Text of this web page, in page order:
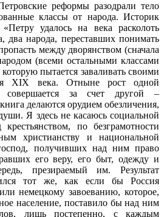
реформы разодрали тело
классы от народа. Историк
удалось на века расколоть
два народа, переставших понимать
между дворянством (сначала
(всеми остальными классами
пытается заваливать своими
XIX века. Отныне рост одной
совершается за счет другой –
делаются орудием обезличения,
Я здесь не касаюсь социальной
по безграмотности
христианству и национальной
получивших над ним право
его веру, его быт, одежду и
презираемый им. Результат
тот же, как если бы Россия
немецкому завоеванию, которое,
население, поставило бы над ним
лишь постепенно, с каждым